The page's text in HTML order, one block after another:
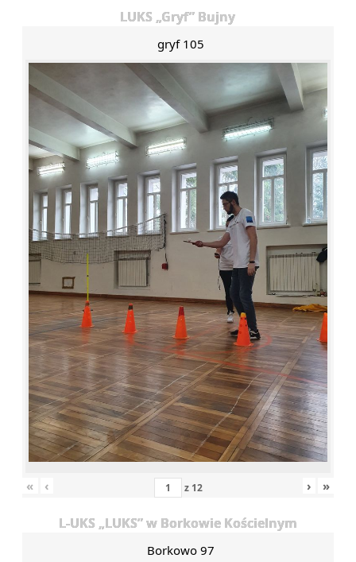
LUKS „Gryf” Bujny
gryf 105
« ‹ z 12 › »
L-UKS „LUKS” w Borkowie Kościelnym
Borkowo 97